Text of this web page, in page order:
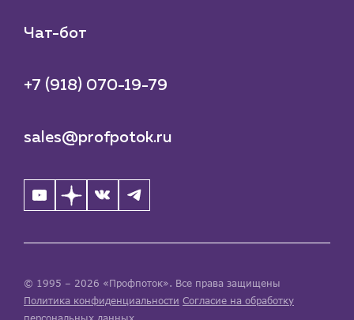
Чат-бот
+7 (918) 070-19-79
sales@profpotok.ru
© 1995 – 2026 «Профпоток». Все права защищены
Политика конфиденциальности Согласие на обработку